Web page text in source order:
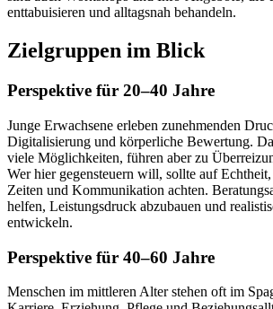
enttabuisieren und alltagsnah behandeln.
Zielgruppen im Blick
Perspektive für 20–40 Jahre
Junge Erwachsene erleben zunehmenden
Digitalisierung und körperliche Bewertung.
viele Möglichkeiten, führen aber zu
Wer hier gegensteuern will, sollte auf
Zeiten und Kommunikation achten.
helfen, Leistungsdruck abzubauen und
entwickeln.
Perspektive für 40–60 Jahre
Menschen im mittleren Alter stehen oft im